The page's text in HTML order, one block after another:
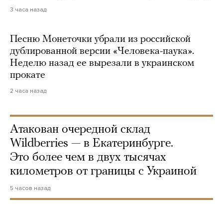
3 часа назад
Песню Монеточки убрали из российской
дублированной версии «Человека-паука».
Неделю назад ее вырезали в украинском
прокате
2 часа назад
Атакован очередной склад
Wildberries — в Екатеринбурге.
Это более чем в двух тысячах
километров от границы с Украиной
5 часов назад